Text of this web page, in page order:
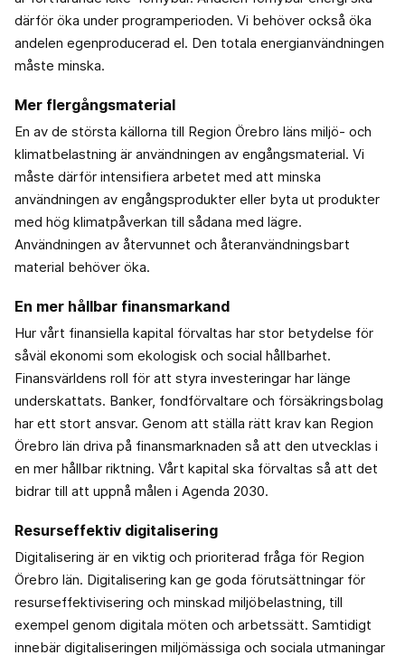
därför öka under programperioden. Vi behöver också öka
andelen egenproducerad el. Den totala energianvändningen
måste minska.
Mer flergångsmaterial
En av de största källorna till Region Örebro läns miljö- och
klimatbelastning är användningen av engångsmaterial. Vi
måste därför intensifiera arbetet med att minska
användningen av engångsprodukter eller byta ut produkter
med hög klimatpåverkan till sådana med lägre.
Användningen av återvunnet och återanvändningsbart
material behöver öka.
En mer hållbar finansmarkand
Hur vårt finansiella kapital förvaltas har stor betydelse för
såväl ekonomi som ekologisk och social hållbarhet.
Finansvärldens roll för att styra investeringar har länge
underskattats. Banker, fondförvaltare och försäkringsbolag
har ett stort ansvar. Genom att ställa rätt krav kan Region
Örebro län driva på finansmarknaden så att den utvecklas i
en mer hållbar riktning. Vårt kapital ska förvaltas så att det
bidrar till att uppnå målen i Agenda 2030.
Resurseffektiv digitalisering
Digitalisering är en viktig och prioriterad fråga för Region
Örebro län. Digitalisering kan ge goda förutsättningar för
resurseffektivisering och minskad miljöbelastning, till
exempel genom digitala möten och arbetssätt. Samtidigt
innebär digitaliseringen miljömässiga och sociala utmaningar